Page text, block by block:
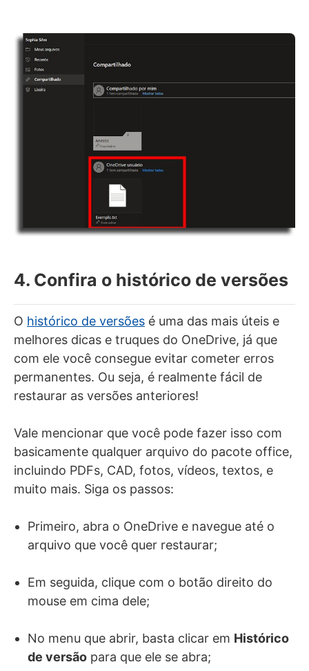
4. Confira o histórico de versões
O histórico de versões é uma das mais úteis e
melhores dicas e truques do OneDrive, já que
com ele você consegue evitar cometer erros
permanentes. Ou seja, é realmente fácil de
restaurar as versões anteriores!
Vale mencionar que você pode fazer isso com
basicamente qualquer arquivo do pacote office,
incluindo PDFs, CAD, fotos, vídeos, textos, e
muito mais. Siga os passos:
Primeiro, abra o OneDrive e navegue até o
arquivo que você quer restaurar;
Em seguida, clique com o botão direito do
mouse em cima dele;
No menu que abrir, basta clicar em Histórico
de versão para que ele se abra;